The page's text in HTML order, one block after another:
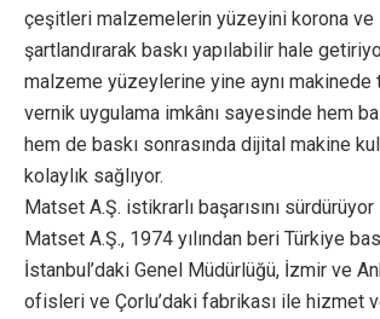
çeşitleri malzemelerin yüzeyini korona ve
şartlandırarak baskı yapılabilir hale
malzeme yüzeylerine yine aynı makinede
vernik uygulama imkânı sayesinde hem
hem de baskı sonrasında dijital makine
kolaylık sağlıyor.
Matset A.Ş. istikrarlı başarısını sürdürüyor
Matset A.Ş., 1974 yılından beri Türkiye
İstanbul’daki Genel Müdürlüğü, İzmir ve
ofisleri ve Çorlu’daki fabrikası ile hizmet